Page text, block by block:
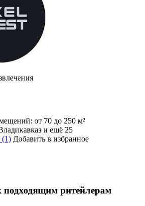
от 70 до 250 м²
и ещё 25
(1) Добавить в избранное
ритейлерам